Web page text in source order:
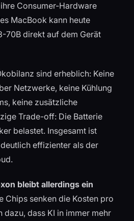
Consumer-Hardware
MacBook kann heute
70B direkt auf dem Gerät
sind erheblich: Keine
Netzwerke, keine Kühlung
keine zusätzliche
Trade-off: Die Batterie
belastet. Insgesamt ist
effizienter als der
bleibt allerdings ein
Chips senken die Kosten pro
dazu, dass KI in immer mehr